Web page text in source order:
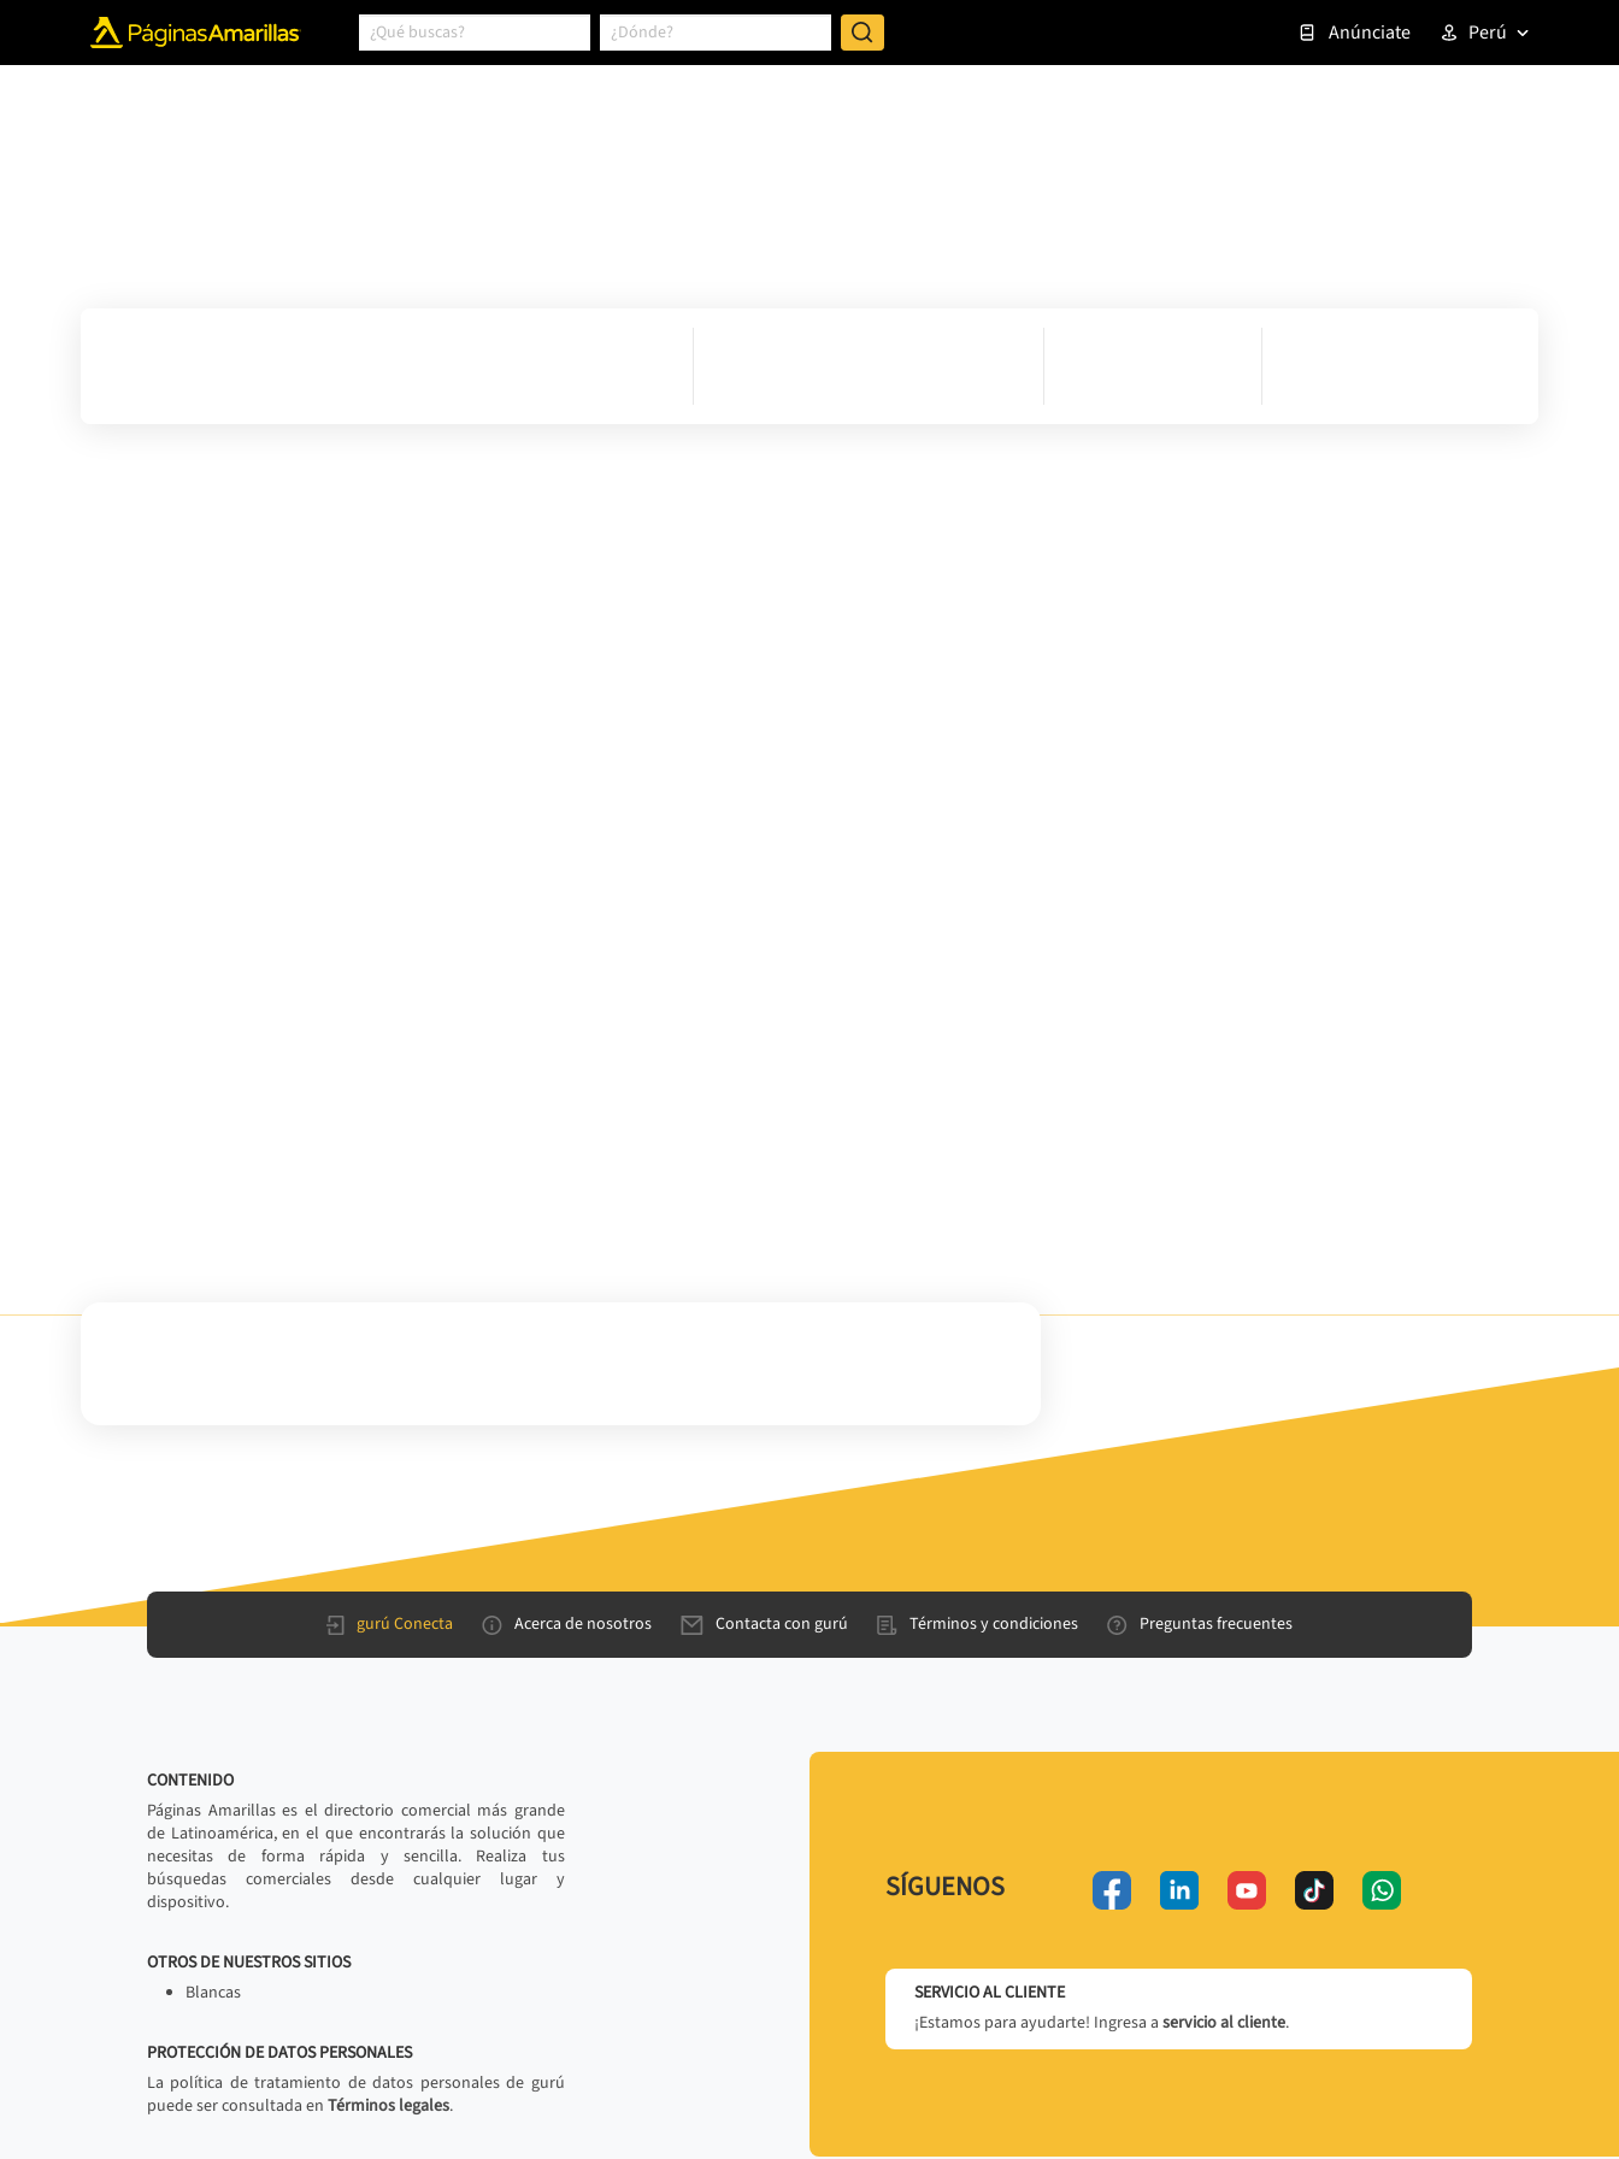
Anúnciate Perú
gurú Conecta Acerca de nosotros Contacta con gurú Términos y condiciones Preguntas frecuentes
CONTENIDO
Páginas Amarillas es el directorio comercial más grande
de Latinoamérica, en el que encontrarás la solución que
necesitas de forma rápida y sencilla. Realiza tus
búsquedas comerciales desde cualquier lugar y
dispositivo.
OTROS DE NUESTROS SITIOS
Blancas
PROTECCIÓN DE DATOS PERSONALES
La política de tratamiento de datos personales de gurú
puede ser consultada en Términos legales.
SÍGUENOS
SERVICIO AL CLIENTE
¡Estamos para ayudarte! Ingresa a servicio al cliente.